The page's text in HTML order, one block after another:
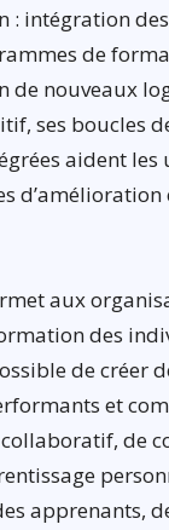
: intégration
de
de nouveaux
ses boucles
aident
d’amélioration
aux
des
de créer
et
de
apprenants,